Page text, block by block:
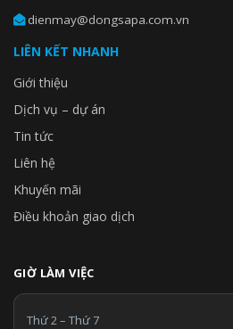
dienmay@dongsapa.com.vn
LIÊN KẾT NHANH
Giới thiệu
Dịch vụ – dự án
Tin tức
Liên hệ
Khuyến mãi
Điều khoản giao dịch
GIỜ LÀM VIỆC
Thứ 2 – Thứ 7